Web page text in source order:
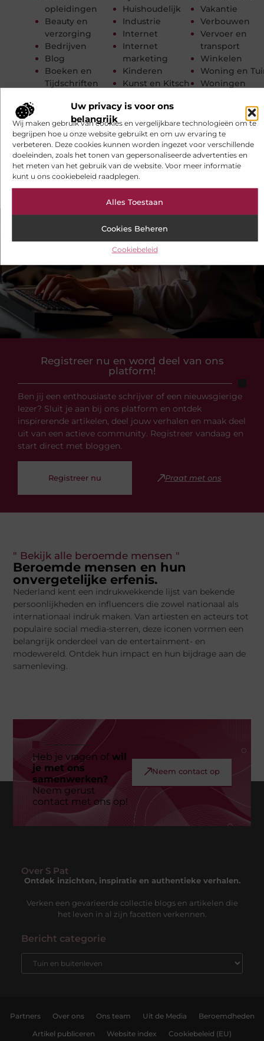
Uw privacy is voor ons
belangrijk
Wij maken gebruik van cookies en vergelijkbare technologieën om te
begrijpen hoe u onze website gebruikt en om uw ervaring te
verbeteren. Deze cookies kunnen worden ingezet voor verschillende
doeleinden, zoals het tonen van gepersonaliseerde advertenties en
het meten van het gebruik van de website. Voor meer informatie
kunt u ons cookiebeleid raadplegen.
Alles Toestaan
Cookies Beheren
Cookiebeleid
opleidingen
Beauty en
verzorging
Bedrijven
Blog
Boeken en
Tijdschriften
E-Books
Electronica en
Computers
Energie
Entertainment
Huishoudelijk
Industrie
Internet
Internet
marketing
Kinderen
Kunst en Kitsch
Marketing
Meubels
Mode en
Kleding
Muziek
Vakantie
Verbouwen
Vervoer en
transport
Winkelen
Woning en
Woningen
Zorg
ZZP
Registreer nu en word deel van ons
platform!
Ben jij een enthousiaste schrijver of een nieuwsgierige
lezer? Sluit je aan bij ons platform en ontdek
inspirerende artikelen, deel jouw verhalen en maak deel
uit van een actieve community. Registreer vandaag en
start direct met bloggen.
Registreer nu Praat met ons
" Bekijk alle beroemde mensen "
Beroemde mensen en hun
onvergetelijke erfenis.
Nederland kent een indrukwekkende lijst van bekende
persoonlijkheden en influencers die zowel nationaal als
internationaal indruk maken. Van artiesten en acteurs tot
populaire social media-sterren, deze iconen vormen een
belangrijk onderdeel van de entertainment- en
modewereld. Ontdek hun impact en hun bijdrage aan de
samenleving.
Heb je vragen ofwil
je met ons
samenwerken?
Neem gerust
contact met ons op!
Neem contact op
Over S Pat
Ontdek inzichten, inspiratie en authentieke verhalen.
Verken een gevarieerde collectie blogs en artikelen die
het leven in al zijn facetten verkennen.
Bericht categorie
Partners Over ons Ons team Uit de Media Beroemdheden
Artikel publiceren Website index Cookiebeleid (EU)